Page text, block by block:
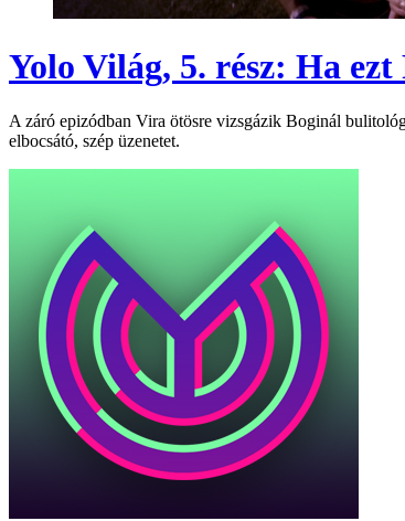
Yolo Világ, 5. rész: Ha
A záró epizódban Vira ötösre vizsgázik Boginál
elbocsátó, szép üzenetet.